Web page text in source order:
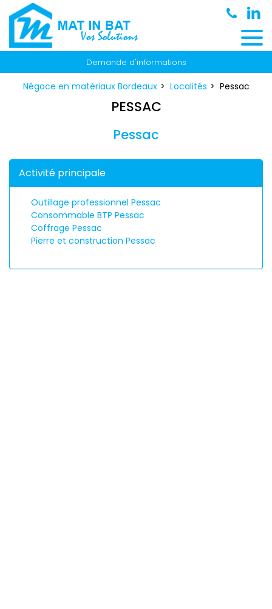
Demande d'informations
Négoce en matériaux Bordeaux Localités Pessac
PESSAC
Pessac
Activité principale
Outillage professionnel Pessac
Consommable BTP Pessac
Coffrage Pessac
Pierre et construction Pessac
Panneau de gestion des cookies